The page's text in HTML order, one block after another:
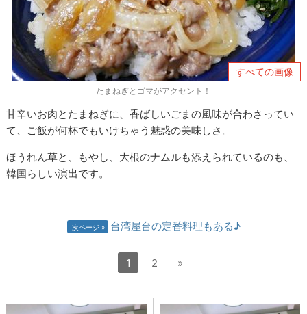
すべての画像
たまねぎとゴマがアクセント！
甘辛いお肉とたまねぎに、香ばしいごまの風味が合わさってい
て、ご飯が何杯でもいけちゃう魅惑の美味しさ。
ほうれん草と、もやし、大根のナムルも添えられているのも、
韓国らしい演出です。
次ページ 台湾屋台の定番料理もある♪
1 2 »